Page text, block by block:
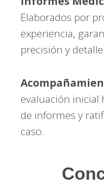
Elaborados por
experiencia,
precisión y detalle.
evaluación inicial
de informes y
caso.